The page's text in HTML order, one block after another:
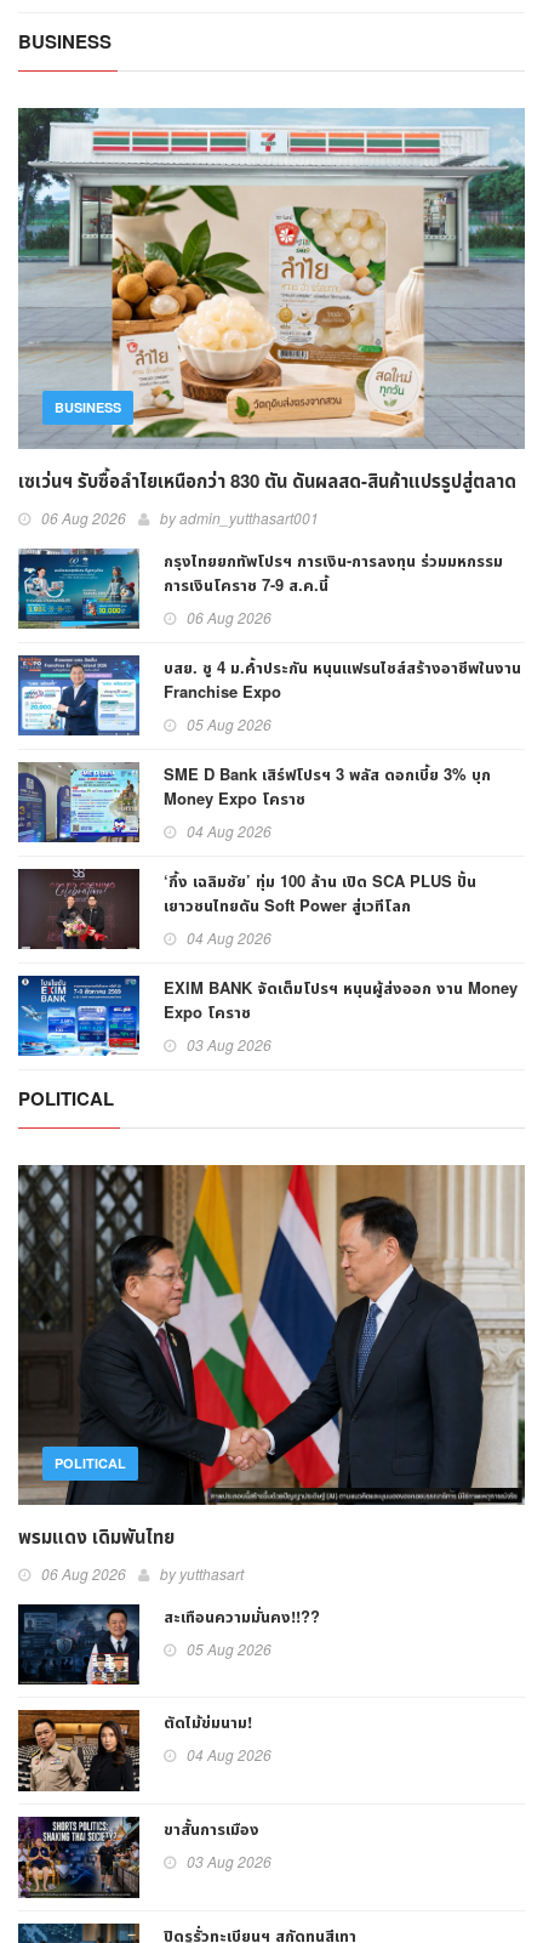
BUSINESS
BUSINESS
เซเว่นฯ รับซื้อลำไยเหนือกว่า 830 ตัน ดันผลสด-สินค้าแปรรูปสู่ตลาด
06 Aug 2026 by admin_yutthasart001
กรุงไทยยกทัพโปรฯ การเงิน-การลงทุน ร่วมมหกรรม
การเงินโคราช 7-9 ส.ค.นี้
06 Aug 2026
บสย. ชู 4 ม.ค้ำประกัน หนุนแฟรนไชส์สร้างอาชีพในงาน
Franchise Expo
05 Aug 2026
SME D Bank เสิร์ฟโปรฯ 3 พลัส ดอกเบี้ย 3% บุก
Money Expo โคราช
04 Aug 2026
‘กึ้ง เฉลิมชัย’ ทุ่ม 100 ล้าน เปิด SCA PLUS ปั้น
เยาวชนไทยดัน Soft Power สู่เวทีโลก
04 Aug 2026
EXIM BANK จัดเต็มโปรฯ หนุนผู้ส่งออก งาน Money
Expo โคราช
03 Aug 2026
POLITICAL
POLITICAL
พรมแดง เดิมพันไทย
06 Aug 2026 by yutthasart
สะเทือนความมั่นคง!!??
05 Aug 2026
ตัดไม้ข่มนาม!
04 Aug 2026
ขาสั้นการเมือง
03 Aug 2026
ปิดรูรั่วทะเบียนฯ สกัดทุนสีเทา